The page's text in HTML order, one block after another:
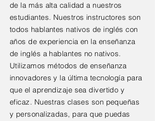
de la más alta calidad a nuestros
estudiantes. Nuestros instructores son
todos hablantes nativos de inglés con
años de experiencia en la enseñanza
de inglés a hablantes no nativos.
Utilizamos métodos de enseñanza
innovadores y la última tecnología para
que el aprendizaje sea divertido y
eficaz. Nuestras clases son pequeñas
y personalizadas, para que puedas